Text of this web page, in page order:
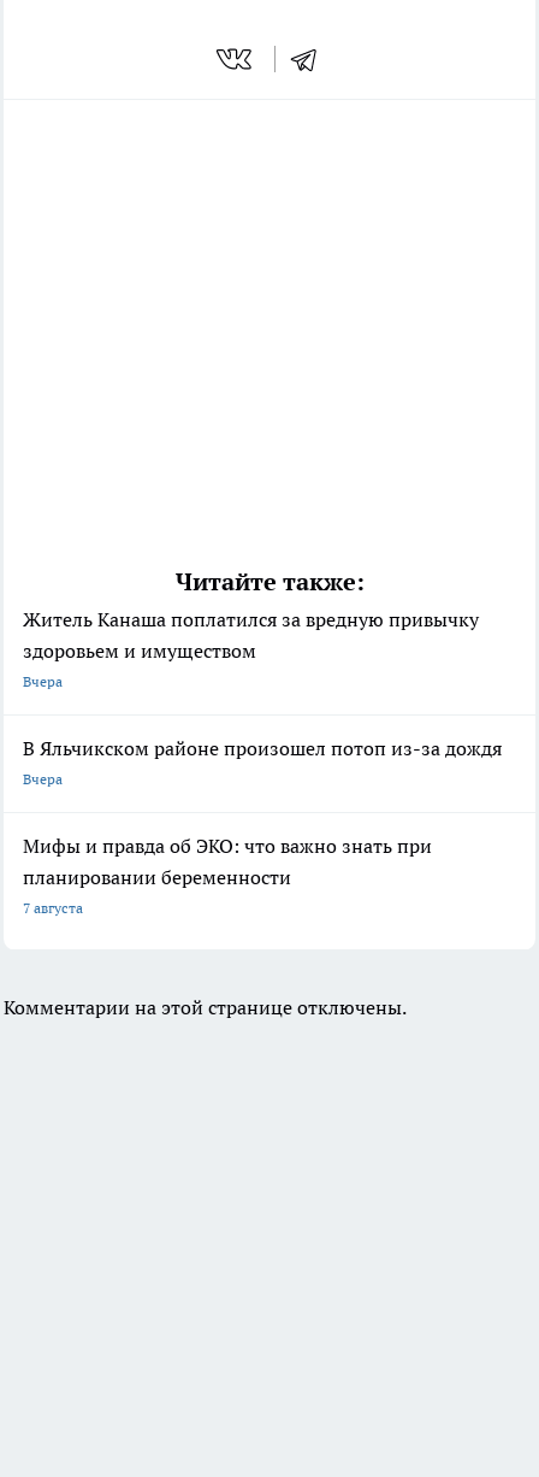
Читайте также:
Житель Канаша поплатился за вредную привычку
здоровьем и имуществом
Вчера
В Яльчикском районе произошел потоп из-за дождя
Вчера
Мифы и правда об ЭКО: что важно знать при
планировании беременности
7 августа
Комментарии на этой странице отключены.